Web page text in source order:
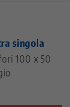
singola
100 x 50